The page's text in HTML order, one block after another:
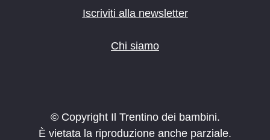
Iscriviti alla newsletter
Chi siamo
© Copyright Il Trentino dei bambini.
È vietata la riproduzione anche parziale.